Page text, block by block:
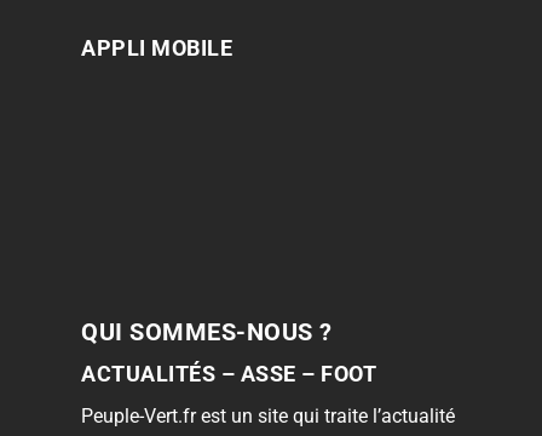
APPLI MOBILE
QUI SOMMES-NOUS ?
ACTUALITÉS – ASSE – FOOT
Peuple-Vert.fr est un site qui traite l’actualité